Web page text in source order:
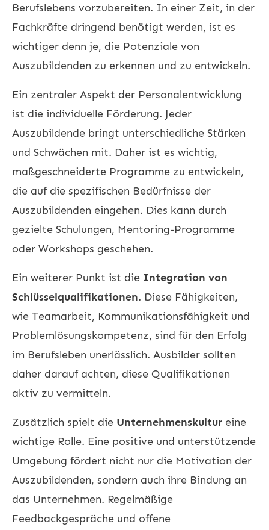
Berufslebens vorzubereiten. In einer Zeit, in der
Fachkräfte dringend benötigt werden, ist es
wichtiger denn je, die Potenziale von
Auszubildenden zu erkennen und zu entwickeln.
Ein zentraler Aspekt der Personalentwicklung
ist die individuelle Förderung. Jeder
Auszubildende bringt unterschiedliche Stärken
und Schwächen mit. Daher ist es wichtig,
maßgeschneiderte Programme zu entwickeln,
die auf die spezifischen Bedürfnisse der
Auszubildenden eingehen. Dies kann durch
gezielte Schulungen, Mentoring-Programme
oder Workshops geschehen.
Ein weiterer Punkt ist die Integration von
Schlüsselqualifikationen. Diese Fähigkeiten,
wie Teamarbeit, Kommunikationsfähigkeit und
Problemlösungskompetenz, sind für den Erfolg
im Berufsleben unerlässlich. Ausbilder sollten
daher darauf achten, diese Qualifikationen
aktiv zu vermitteln.
Zusätzlich spielt die Unternehmenskultur eine
wichtige Rolle. Eine positive und unterstützende
Umgebung fördert nicht nur die Motivation der
Auszubildenden, sondern auch ihre Bindung an
das Unternehmen. Regelmäßige
Feedbackgespräche und offene